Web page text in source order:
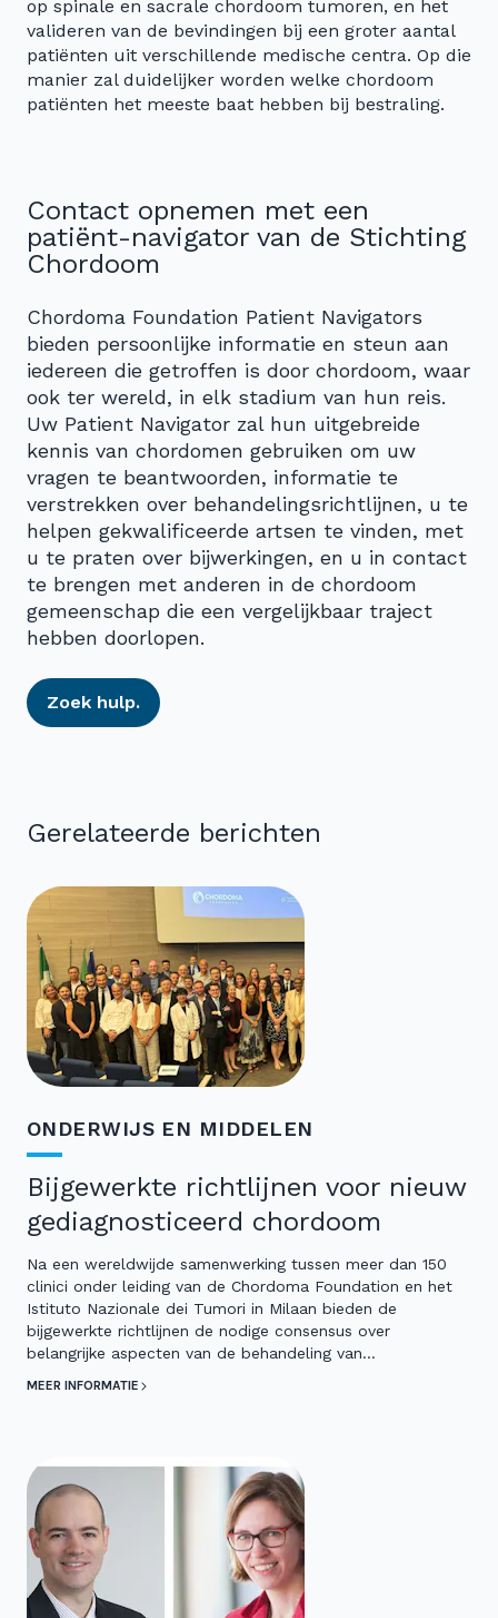
op spinale en sacrale chordoom tumoren, en het
valideren van de bevindingen bij een groter aantal
patiënten uit verschillende medische centra. Op die
manier zal duidelijker worden welke chordoom
patiënten het meeste baat hebben bij bestraling.
Contact opnemen met een
patiënt-navigator van de Stichting
Chordoom
Chordoma Foundation Patient Navigators
bieden persoonlijke informatie en steun aan
iedereen die getroffen is door chordoom, waar
ook ter wereld, in elk stadium van hun reis.
Uw Patient Navigator zal hun uitgebreide
kennis van chordomen gebruiken om uw
vragen te beantwoorden, informatie te
verstrekken over behandelingsrichtlijnen, u te
helpen gekwalificeerde artsen te vinden, met
u te praten over bijwerkingen, en u in contact
te brengen met anderen in de chordoom
gemeenschap die een vergelijkbaar traject
hebben doorlopen.
Zoek hulp.
Gerelateerde berichten
ONDERWIJS EN MIDDELEN
Bijgewerkte richtlijnen voor nieuw
gediagnosticeerd chordoom
Na een wereldwijde samenwerking tussen meer dan 150
clinici onder leiding van de Chordoma Foundation en het
Istituto Nazionale dei Tumori in Milaan bieden de
bijgewerkte richtlijnen de nodige consensus over
belangrijke aspecten van de behandeling van…
MEER INFORMATIE